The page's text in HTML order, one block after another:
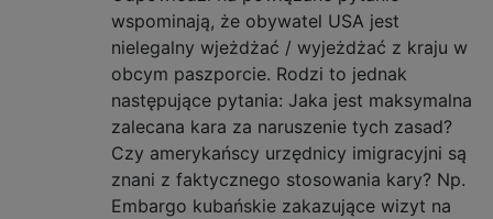
wspominają, że obywatel USA jest
nielegalny wjeżdżać / wyjeżdżać z kraju w
obcym paszporcie. Rodzi to jednak
następujące pytania: Jaka jest maksymalna
zalecana kara za naruszenie tych zasad?
Czy amerykańscy urzędnicy imigracyjni są
znani z faktycznego stosowania kary? Np.
Embargo kubańskie zakazujące wizyt na